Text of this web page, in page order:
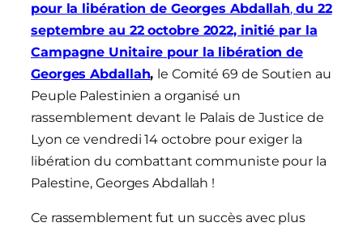
pour la libération de Georges Abdallah,du 22
septembre au 22 octobre 2022, initié par la
Campagne Unitaire pour la libération de
Georges Abdallah, le Comité 69 de Soutien au
Peuple Palestinien a organisé un
rassemblement devant le Palais de Justice de
Lyon ce vendredi 14 octobre pour exiger la
libération du combattant communiste pour la
Palestine, Georges Abdallah !
Ce rassemblement fut un succès avec plus